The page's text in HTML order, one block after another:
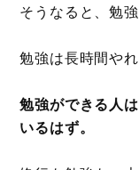
そうなると、勉
勉強は長時間や
勉強ができる人
いるはず。